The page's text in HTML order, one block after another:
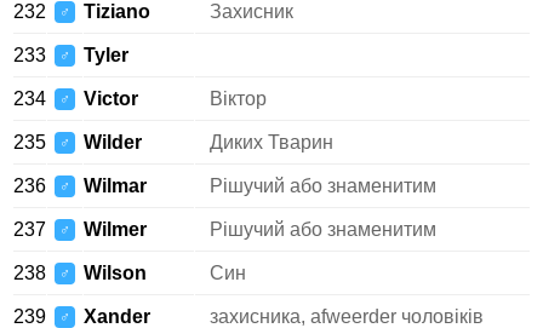
232 ♂ Tiziano Захисник
233 ♂ Tyler
234 ♂ Victor Віктор
235 ♂ Wilder Диких Тварин
236 ♂ Wilmar Рішучий або знаменитим
237 ♂ Wilmer Рішучий або знаменитим
238 ♂ Wilson Син
239 ♂ Xander захисника, afweerder чоловіків